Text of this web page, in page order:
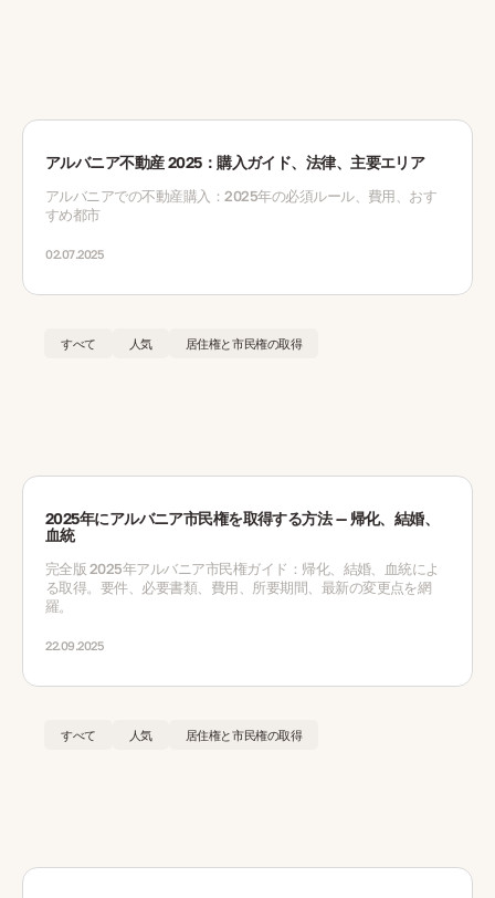
アルバニア不動産 2025：購入ガイド、法律、主要エリア
アルバニアでの不動産購入：2025年の必須ルール、費用、おす
すめ都市
02.07.2025
すべて 人気 居住権と市民権の取得
2025年にアルバニア市民権を取得する方法 — 帰化、結婚、
血統
完全版 2025年アルバニア市民権ガイド：帰化、結婚、血統によ
る取得。要件、必要書類、費用、所要期間、最新の変更点を網
羅。
22.09.2025
すべて 人気 居住権と市民権の取得